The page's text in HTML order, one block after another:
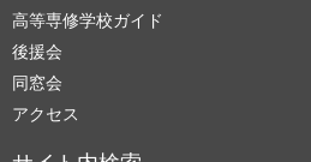
高等専修学校ガイド
後援会
同窓会
アクセス